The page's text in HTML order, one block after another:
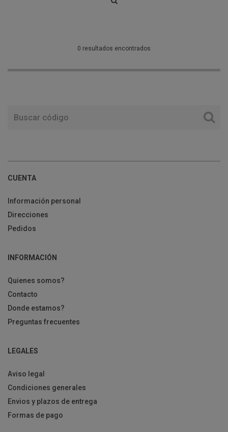
0 resultados encontrados
CUENTA
Información personal
Direcciones
Pedidos
INFORMACIÓN
Quienes somos?
Contacto
Donde estamos?
Preguntas frecuentes
LEGALES
Aviso legal
Condiciones generales
Envios y plazos de entrega
Formas de pago